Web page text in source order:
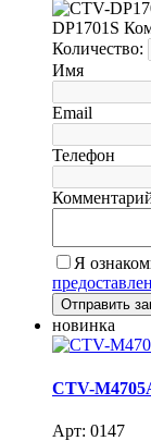
DP1701S
Количество:
Имя
Email
Телефон
Я
новинка
CTV-
Арт: 0147